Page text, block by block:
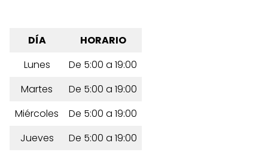
DÍA
HORARIO
Lunes
De 5:00 a 19:00
Martes
De 5:00 a 19:00
Miércoles
De 5:00 a 19:00
Jueves
De 5:00 a 19:00